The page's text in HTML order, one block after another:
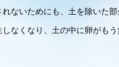
ないためにも、土を除いた部
なくなり、土の中に卵がも